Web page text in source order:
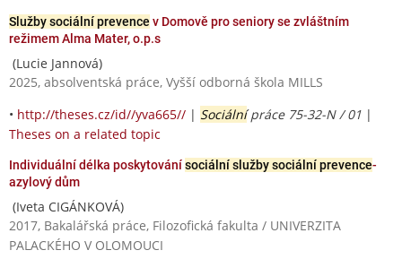
Služby sociální prevence v Domově pro seniory se zvláštním
režimem Alma Mater, o.p.s
(Lucie Jannová)
2025, absolventská práce, Vyšší odborná škola MILLS
• http://theses.cz/id//yva665// | Sociálnípráce 75-32-N / 01 |
Theses on a related topic
Individuální délka poskytovánísociální služby sociální prevence-
azylový dům
(Iveta CIGÁNKOVÁ)
2017, Bakalářská práce, Filozofická fakulta / UNIVERZITA
PALACKÉHO V OLOMOUCI